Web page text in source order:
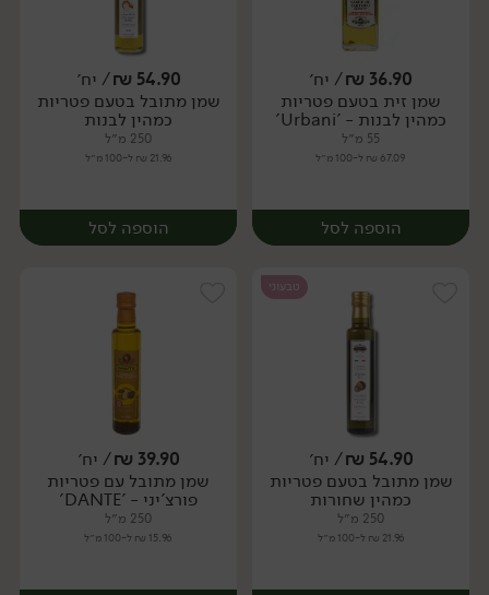
יח׳ יח׳
36.90
₪/ יח׳
שמן זית בטעם פטריות
כמהין לבנות - 'Urbani'
55 מ״ל
67.09 ₪ ל-100 מ״ל
הוספה לסל
יח׳
54.90
₪/ יח׳
שמן מתובל בטעם פטריות
כמהין לבנות
250 מ״ל
21.96 ₪ ל-100 מ״ל
הוספה לסל
יח׳
טבעוני
54.90
₪/ יח׳
שמן מתובל בטעם פטריות
כמהין שחורות
250 מ״ל
21.96 ₪ ל-100 מ״ל
39.90
₪/ יח׳
שמן מתובל עם פטריות
פורצ'יני - 'DANTE'
250 מ״ל
15.96 ₪ ל-100 מ״ל